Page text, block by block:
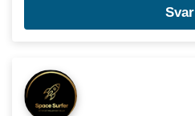
Svar